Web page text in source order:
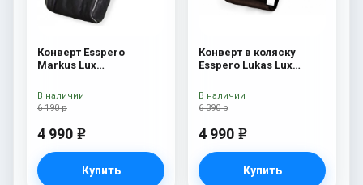
Конверт Esspero
Markus Lux
овечья шерсть) Black
6 190 р
4 990 e
Купить
В наличии
Конверт в коляску
Esspero Lukas Lux
шерсть) Brown
6 390 р
4 990 e
Купить
В наличии